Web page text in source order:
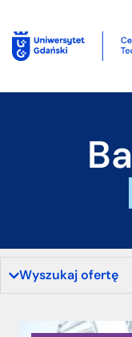
Wyszukaj ofertę